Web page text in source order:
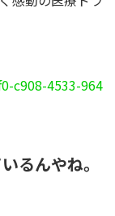
c908-4533-964
るんやね。